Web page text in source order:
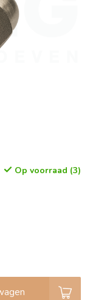
Op voorraad (3)